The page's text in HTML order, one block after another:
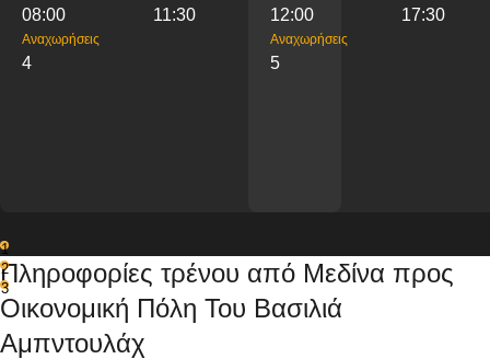
08:00 11:30
Αναχωρήσεις
4
12:00 17:30
Αναχωρήσεις
5
1
2
3
Πληροφορίες τρένου από Μεδίνα προς
Οικονομική Πόλη Του Βασιλιά
Αμπντουλάχ